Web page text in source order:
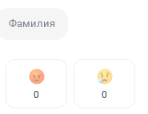
Фамилия
0 0